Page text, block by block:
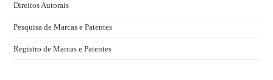
Direitos Autorais
Pesquisa de Marcas e Patentes
Registro de Marcas e Patentes